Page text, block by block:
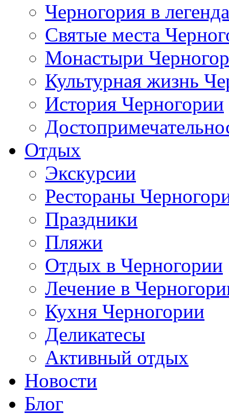
Черногория в
Святые места
Монастыри
Культурная жизнь
История Черногории
Отдых
Экскурсии
Рестораны
Праздники
Пляжи
Отдых в Черногории
Лечение в
Кухня Черногории
Деликатесы
Активный отдых
Новости
Блог